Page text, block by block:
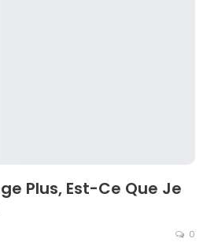
Plus, Est-Ce Que Je
0